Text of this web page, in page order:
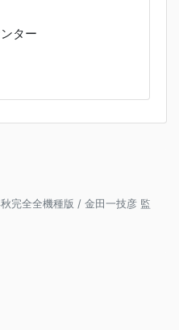
ター
完全全機種版 / 金田一技彦 監